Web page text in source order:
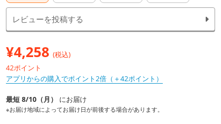
レビューを投稿する
¥4,258 (税込)
42ポイント
アプリからの購入でポイント2倍（＋42ポイント）
最短 8/10（月） にお届け
※お届け地域によってお届け日が前後する場合があります。